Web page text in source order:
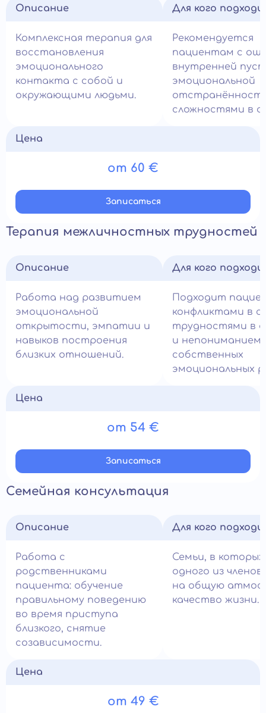
Описание
Комплексная терапия для
восстановления
эмоционального
контакта с собой и
окружающими людьми.
Для кого
Рекомендуется
пациентам с
внутренней
эмоциональной
сложностями в
Цена
от 60 €
Записатьcя
Терапия межличностных трудностей
Описание
Работа над развитием
эмоциональной
открытости, эмпатии и
навыков построения
близких отношений.
Для кого
Подходит
конфликтами в
трудностями в
и непониманием
собственных
эмоциональных
Цена
от 54 €
Записатьcя
Семейная консультация
Описание
Работа с
родственниками
пациента: обучение
правильному поведению
во время приступа
близкого, снятие
созависимости.
Для кого
Семьи, в
одного из
на общую
качество жизни.
Цена
от 49 €